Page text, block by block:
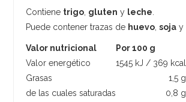
Contiene trigo gluten y leche
Puede contener trazas de huevo ,soja y
Valor nutricional
Por 100 g
Valor energético
1545 kJ / 369 kcal
Grasas
1,5 g
de las cuales saturadas
0,8 g